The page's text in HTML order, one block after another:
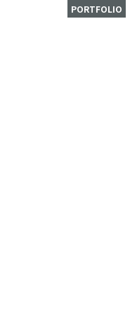
PORTFOLIO